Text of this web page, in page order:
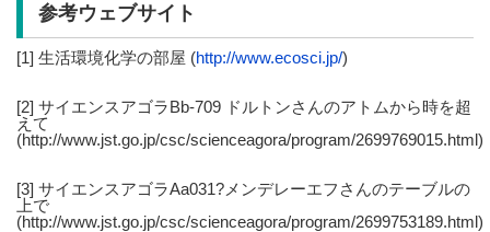
参考ウェブサイト
[1] 生活環境化学の部屋 (http://www.ecosci.jp/)
[2] サイエンスアゴラBb-709 ドルトンさんのアトムから時を超
えて
(http://www.jst.go.jp/csc/scienceagora/program/2699769015.html)
[3] サイエンスアゴラAa031?メンデレーエフさんのテーブルの
上で
(http://www.jst.go.jp/csc/scienceagora/program/2699753189.html)